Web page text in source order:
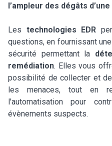
l’ampleur des dégâts
Les technologies EDR
questions, en fournissant
sécurité permettant la
remédiation. Elles vous
possibilité de collecter et
les menaces, tout en
l'automatisation pour
évènements suspects.